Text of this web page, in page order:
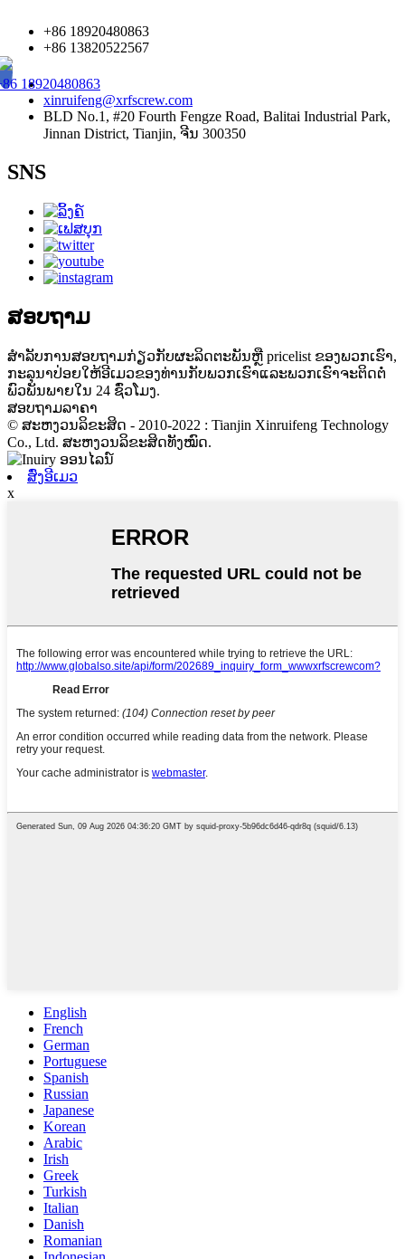
+86 18920480863
+86 13820522567
18920480863
xinruifeng@xrfscrew.com
BLD No.1, #20 Fourth Fengze Road, Balitai Industrial Park,
Jinnan District, Tianjin, ຈີນ 300350
SNS
ສອບຖາມ
ສໍາ​ລັບ​ການ​ສອບ​ຖາມ​ກ່ຽວ​ກັບ​ຜະ​ລິດ​ຕະ​ພັນ​ຫຼື pricelist ຂອງ​ພວກ​ເຮົາ​,
ກະ​ລຸ​ນາ​ປ່ອຍ​ໃຫ້​ອີ​ເມວ​ຂອງ​ທ່ານ​ກັບ​ພວກ​ເຮົາ​ແລະ​ພວກ​ເຮົາ​ຈະ​ຕິດ​ຕໍ່​
ພົວ​ພັນ​ພາຍ​ໃນ 24 ຊົ່ວ​ໂມງ​.
ສອບຖາມລາຄາ
© ສະຫງວນລິຂະສິດ - 2010-2022 : Tianjin Xinruifeng Technology
Co., Ltd. ສະຫງວນລິຂະສິດທັງໝົດ.
ສົ່ງອີເມວ
x
English
French
German
Portuguese
Spanish
Russian
Japanese
Korean
Arabic
Irish
Greek
Turkish
Italian
Danish
Romanian